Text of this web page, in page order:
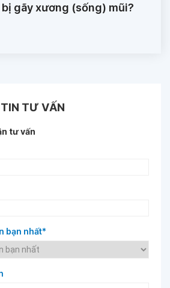
bị gãy xương (sống) mũi?
TƯ VẤN
tư vấn
bạn nhất*